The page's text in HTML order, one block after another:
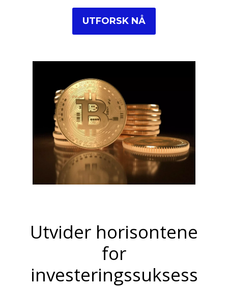
UTFORSK NÅ
Utvider horisontene
for
investeringssuksess